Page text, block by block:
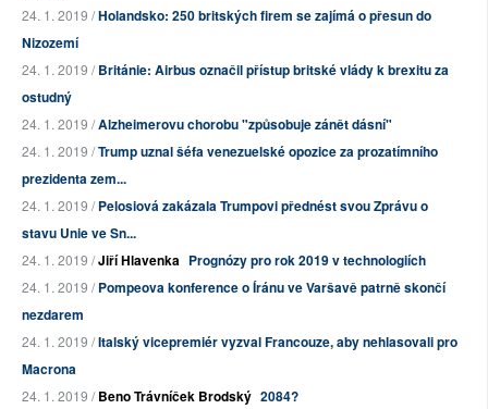
24. 1. 2019 /Holandsko: 250 britských firem se zajímá o přesun do
Nizozemí
24. 1. 2019 /Británie: Airbus označil přístup britské vlády k brexitu za
ostudný
24. 1. 2019 /Alzheimerovu chorobu "způsobuje zánět dásní"
24. 1. 2019 /Trump uznal šéfa venezuelské opozice za prozatímního
prezidenta zem...
24. 1. 2019 /Pelosiová zakázala Trumpovi přednést svou Zprávu o
stavu Unie ve Sn...
24. 1. 2019 /Jiří Hlavenka Prognózy pro rok 2019 v technologiích
24. 1. 2019 /Pompeova konference o Íránu ve Varšavě patrně skončí
nezdarem
24. 1. 2019 /Italský vicepremiér vyzval Francouze, aby nehlasovali pro
Macrona
24. 1. 2019 /Beno Trávníček Brodský 2084?